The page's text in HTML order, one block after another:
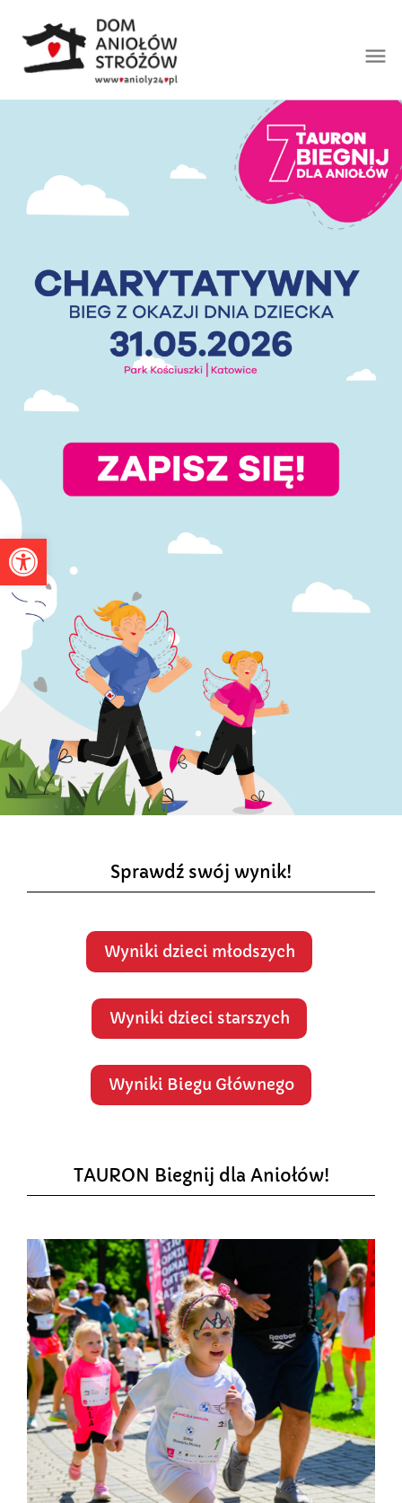
Otwórz pasek narzędzi
Sprawdź swój wynik!
Wyniki dzieci młodszych
Wyniki dzieci starszych
Wyniki Biegu Głównego
TAURON Biegnij dla Aniołów!